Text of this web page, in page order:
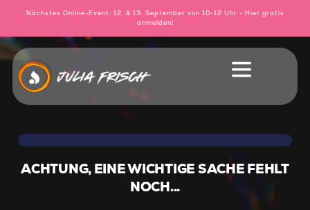
Nächstes Online-Event: 12. & 13. September von 10-12 Uhr - Hier gratis
anmelden!
ACHTUNG, EINE WICHTIGE SACHE FEHLT
NOCH...